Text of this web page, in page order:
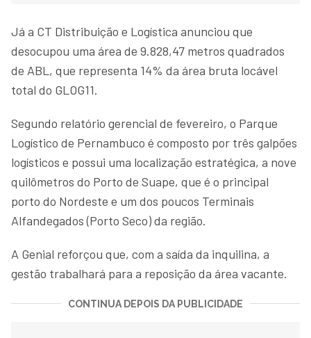
Já a CT Distribuição e Logística anunciou que
desocupou uma área de 9.828,47 metros quadrados
de ABL, que representa 14% da área bruta locável
total do GLOG11.
Segundo relatório gerencial de fevereiro, o Parque
Logístico de Pernambuco é composto por três galpões
logísticos e possui uma localização estratégica, a nove
quilômetros do Porto de Suape, que é o principal
porto do Nordeste e um dos poucos Terminais
Alfandegados (Porto Seco) da região.
A Genial reforçou que, com a saída da inquilina, a
gestão trabalhará para a reposição da área vacante.
CONTINUA DEPOIS DA PUBLICIDADE